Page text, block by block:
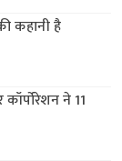
कहानी है
ने 11